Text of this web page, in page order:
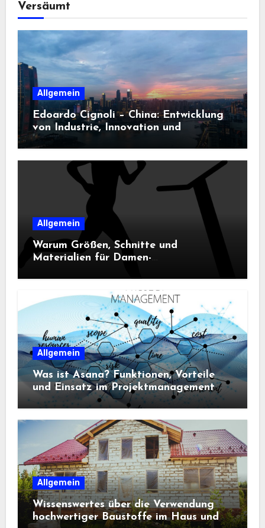
Versäumt
Allgemein
Edoardo Cignoli – China: Entwicklung
von Industrie, Innovation und
Technologie
Allgemein
Warum Größen, Schnitte und
Materialien für Damen-
Allgemein
Was ist Asana? Funktionen, Vorteile
und Einsatz im Projektmanagement
Allgemein
Wissenswertes über die Verwendung
hochwertiger Baustoffe im Haus und